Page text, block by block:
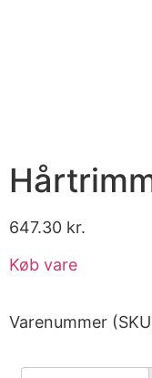
647.30 kr.
Køb vare
Varenummer